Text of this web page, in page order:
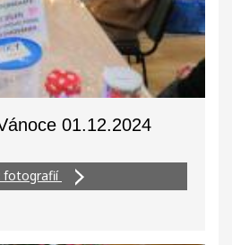
01.12.2024
fotografií